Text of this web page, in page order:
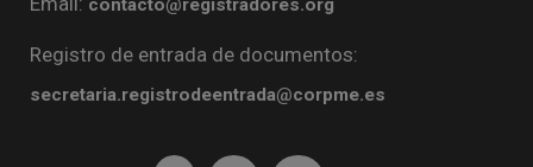
contacto@registradores.org
Registro de entrada de documentos:
secretaria.registrodeentrada@corpme.es